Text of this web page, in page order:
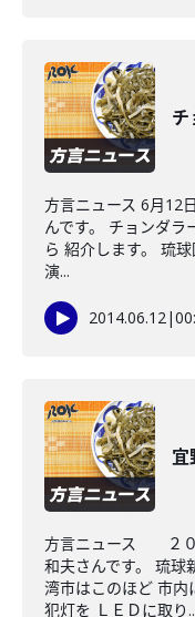
チ
方言ニュース 6月12
んです。 チョンダラ
ら 紹介します。 琉
演...
2014.06.12|
宜
方言ニュース ２０
和夫さんです。 琉球
湾市はこのほど 市内
犯灯を ＬＥＤに取り